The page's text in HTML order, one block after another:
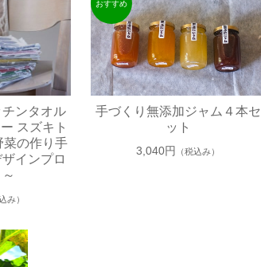
ンタオル
スズキト
菜の作り手
インプロ
み）
手づくり無添加ジャム４本セ
ット
3,040円 （税込み）